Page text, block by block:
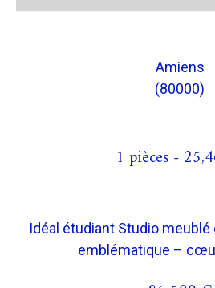
Amiens
(80000)
1 pièces -
Idéal étudiant Studio
emblématique –